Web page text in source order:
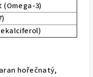
(Omega-3)
hořečnatý,